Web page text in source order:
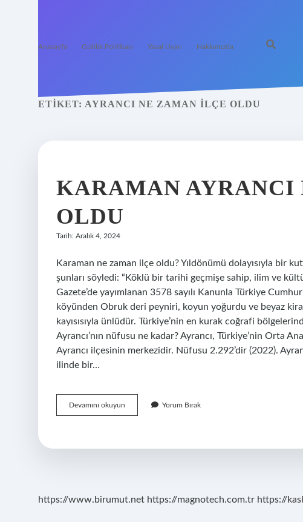
Anasayfa Gizlilik Politikası Yasal Uyarı Hakkımızda
ETIKET: AYRANCI NE ZAMAN ILÇE OLDU
KARAMAN
OLDU
Tarih: Aralık 4, 2024
Karaman ne zaman ilçe oldu? Yıldönümü dolayısıyla bir
şunları söyledi: “Köklü bir tarihi geçmişe sahip, ilim ve
Gazete’de yayımlanan 3578 sayılı Kanunla Türkiye
köyünden Obruk deri peyniri, koyun yoğurdu ve beyaz
kayısısıyla ünlüdür. Türkiye’nin en kurak coğrafi
Ayrancı’nın nüfusu ne kadar? Ayrancı, Türkiye’nin Orta
Ayrancı ilçesinin merkezidir. Nüfusu 2.292’dir (2022).
ilinde bir…
Devamını okuyun Karaman
Ayrancı
Ilçe
Yorum Bırak
https://www.birumut.net https://magnotech.com.tr https://